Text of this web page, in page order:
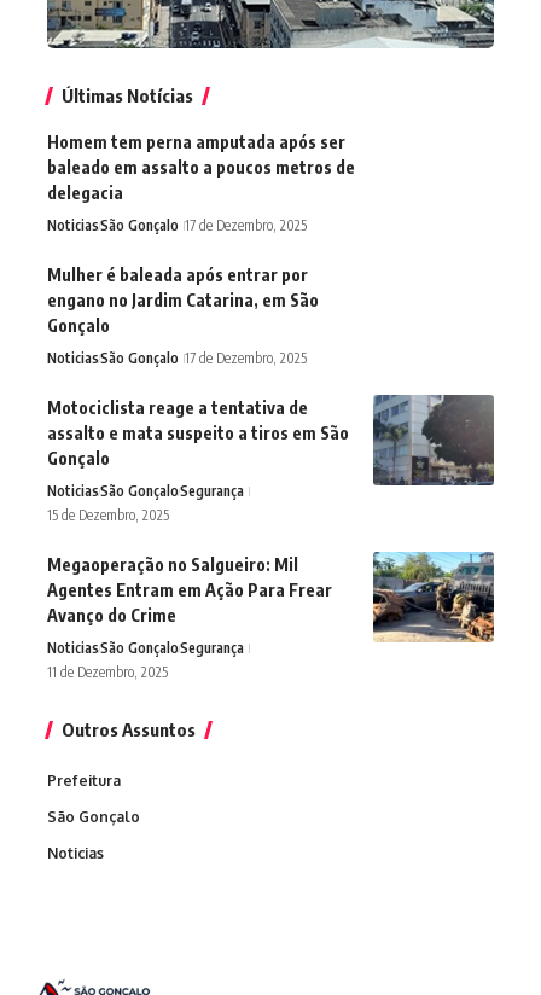
Últimas Notícias
Homem tem perna amputada após ser
baleado em assalto a poucos metros de
delegacia
NoticiasSão Gonçalo 17 de Dezembro, 2025
Mulher é baleada após entrar por
engano no Jardim Catarina, em São
Gonçalo
NoticiasSão Gonçalo 17 de Dezembro, 2025
Motociclista reage a tentativa de
assalto e mata suspeito a tiros em São
Gonçalo
NoticiasSão GonçaloSegurança
15 de Dezembro, 2025
Megaoperação no Salgueiro: Mil
Agentes Entram em Ação Para Frear
Avanço do Crime
NoticiasSão GonçaloSegurança
11 de Dezembro, 2025
Outros Assuntos
Prefeitura
São Gonçalo
Noticias